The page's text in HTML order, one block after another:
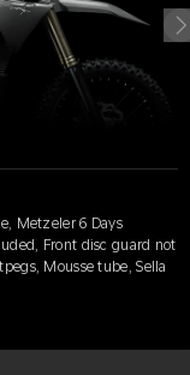
Metzeler 6 Days
Front disc guard not
Mousse tube, Sella